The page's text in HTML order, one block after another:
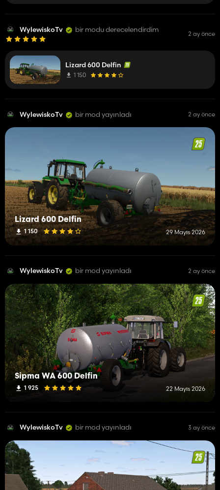
WylewiskoTv bir modu derecelendirdim 2 ay önce
Lizard 600 Delfin
1 150
WylewiskoTv bir mod yayınladı 2 ay önce
Lizard 600 Delfin
1 150 29 Mayıs 2026
WylewiskoTv bir mod yayınladı 2 ay önce
Sipma WA 600 Delfin
1 925 22 Mayıs 2026
WylewiskoTv bir mod yayınladı 3 ay önce